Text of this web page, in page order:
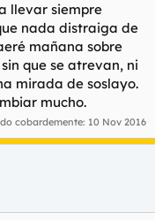
llevar siempre
nada distraiga de
mañana sobre
que se atrevan, ni
mirada de soslayo.
mucho.
cobardemente: 10 Nov 2016